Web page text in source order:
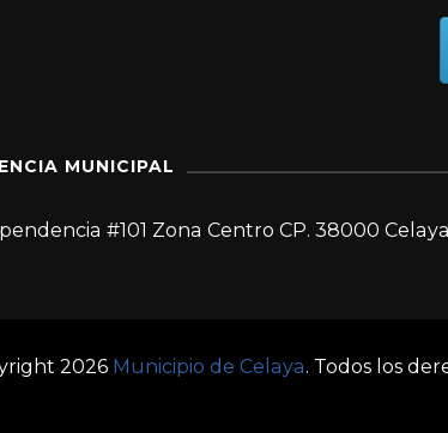
MUNICIPAL
#101 Zona Centro CP. 38000
2026 Municipio de Celaya. Todos los